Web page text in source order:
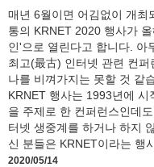
매년 6월이면 어김없이 개최
통의 KRNET 2020 행사가
인'으로 열린다고 합니다. 아
최고(最古) 인터넷 관련 컨퍼
나를 비껴가지는 못할 것 같
KRNET 행사는 1993년에 시
을 주제로 한 컨퍼런스인데
터넷 생중계를 하거나 하지
신 분들은 KRNET이라는 행
2020/05/14